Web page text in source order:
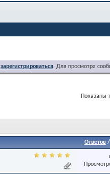
зарегистрироваться. Для просмотра
Показаны
Ответов/